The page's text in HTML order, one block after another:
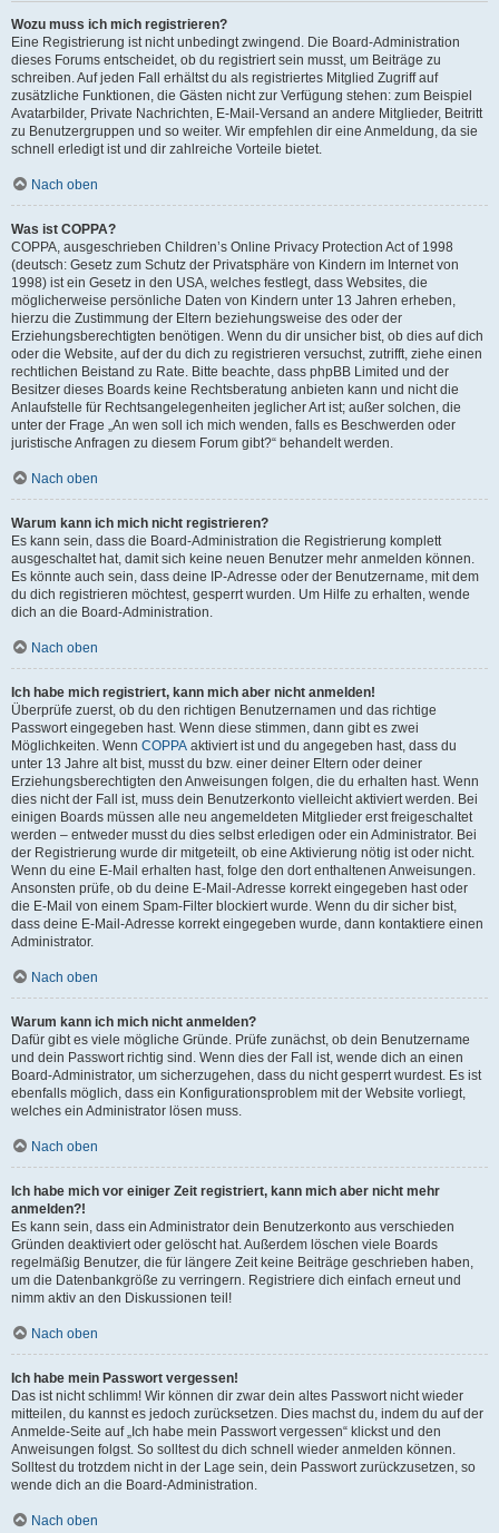
Wozu muss ich mich registrieren?
Eine Registrierung ist nicht unbedingt zwingend. Die Board-Administration
dieses Forums entscheidet, ob du registriert sein musst, um Beiträge zu
schreiben. Auf jeden Fall erhältst du als registriertes Mitglied Zugriff auf
zusätzliche Funktionen, die Gästen nicht zur Verfügung stehen: zum Beispiel
Avatarbilder, Private Nachrichten, E-Mail-Versand an andere Mitglieder, Beitritt
zu Benutzergruppen und so weiter. Wir empfehlen dir eine Anmeldung, da sie
schnell erledigt ist und dir zahlreiche Vorteile bietet.
Nach oben
Was ist COPPA?
COPPA, ausgeschrieben Children’s Online Privacy Protection Act of 1998
(deutsch: Gesetz zum Schutz der Privatsphäre von Kindern im Internet von
1998) ist ein Gesetz in den USA, welches festlegt, dass Websites, die
möglicherweise persönliche Daten von Kindern unter 13 Jahren erheben,
hierzu die Zustimmung der Eltern beziehungsweise des oder der
Erziehungsberechtigten benötigen. Wenn du dir unsicher bist, ob dies auf dich
oder die Website, auf der du dich zu registrieren versuchst, zutrifft, ziehe einen
rechtlichen Beistand zu Rate. Bitte beachte, dass phpBB Limited und der
Besitzer dieses Boards keine Rechtsberatung anbieten kann und nicht die
Anlaufstelle für Rechtsangelegenheiten jeglicher Art ist; außer solchen, die
unter der Frage „An wen soll ich mich wenden, falls es Beschwerden oder
juristische Anfragen zu diesem Forum gibt?“ behandelt werden.
Nach oben
Warum kann ich mich nicht registrieren?
Es kann sein, dass die Board-Administration die Registrierung komplett
ausgeschaltet hat, damit sich keine neuen Benutzer mehr anmelden können.
Es könnte auch sein, dass deine IP-Adresse oder der Benutzername, mit dem
du dich registrieren möchtest, gesperrt wurden. Um Hilfe zu erhalten, wende
dich an die Board-Administration.
Nach oben
Ich habe mich registriert, kann mich aber nicht anmelden!
Überprüfe zuerst, ob du den richtigen Benutzernamen und das richtige
Passwort eingegeben hast. Wenn diese stimmen, dann gibt es zwei
Möglichkeiten. Wenn COPPA aktiviert ist und du angegeben hast, dass du
unter 13 Jahre alt bist, musst du bzw. einer deiner Eltern oder deiner
Erziehungsberechtigten den Anweisungen folgen, die du erhalten hast. Wenn
dies nicht der Fall ist, muss dein Benutzerkonto vielleicht aktiviert werden. Bei
einigen Boards müssen alle neu angemeldeten Mitglieder erst freigeschaltet
werden – entweder musst du dies selbst erledigen oder ein Administrator. Bei
der Registrierung wurde dir mitgeteilt, ob eine Aktivierung nötig ist oder nicht.
Wenn du eine E-Mail erhalten hast, folge den dort enthaltenen Anweisungen.
Ansonsten prüfe, ob du deine E-Mail-Adresse korrekt eingegeben hast oder
die E-Mail von einem Spam-Filter blockiert wurde. Wenn du dir sicher bist,
dass deine E-Mail-Adresse korrekt eingegeben wurde, dann kontaktiere einen
Administrator.
Nach oben
Warum kann ich mich nicht anmelden?
Dafür gibt es viele mögliche Gründe. Prüfe zunächst, ob dein Benutzername
und dein Passwort richtig sind. Wenn dies der Fall ist, wende dich an einen
Board-Administrator, um sicherzugehen, dass du nicht gesperrt wurdest. Es ist
ebenfalls möglich, dass ein Konfigurationsproblem mit der Website vorliegt,
welches ein Administrator lösen muss.
Nach oben
Ich habe mich vor einiger Zeit registriert, kann mich aber nicht mehr
anmelden?!
Es kann sein, dass ein Administrator dein Benutzerkonto aus verschieden
Gründen deaktiviert oder gelöscht hat. Außerdem löschen viele Boards
regelmäßig Benutzer, die für längere Zeit keine Beiträge geschrieben haben,
um die Datenbankgröße zu verringern. Registriere dich einfach erneut und
nimm aktiv an den Diskussionen teil!
Nach oben
Ich habe mein Passwort vergessen!
Das ist nicht schlimm! Wir können dir zwar dein altes Passwort nicht wieder
mitteilen, du kannst es jedoch zurücksetzen. Dies machst du, indem du auf der
Anmelde-Seite auf „Ich habe mein Passwort vergessen“ klickst und den
Anweisungen folgst. So solltest du dich schnell wieder anmelden können.
Solltest du trotzdem nicht in der Lage sein, dein Passwort zurückzusetzen, so
wende dich an die Board-Administration.
Nach oben